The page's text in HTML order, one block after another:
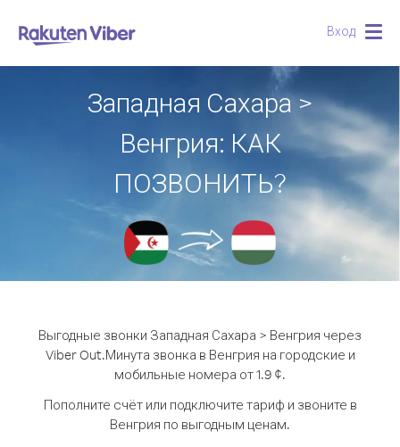
Вход
Западная Сахара >
Венгрия: КАК
ПОЗВОНИТЬ?
Выгодные звонки Западная Сахара > Венгрия через
Viber Out.Минута звонка в Венгрия на городские и
мобильные номера от 1.9 ¢.
Пополните счёт или подключите тариф и звоните в
Венгрия по выгодным ценам.